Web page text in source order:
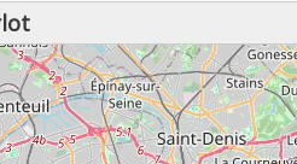
patienter...